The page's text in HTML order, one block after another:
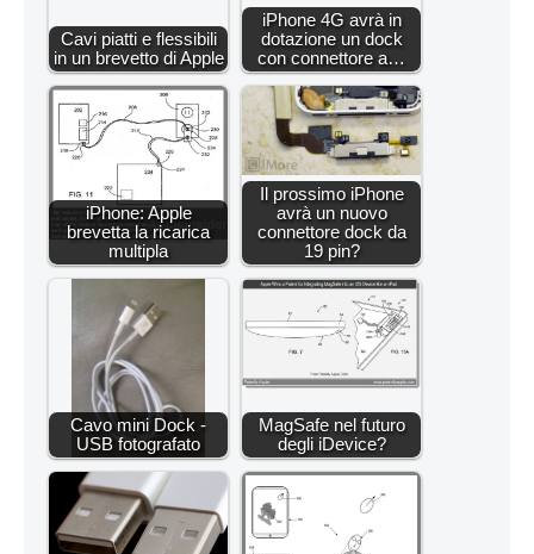
Cavi piatti e flessibili
in un brevetto di Apple
iPhone 4G avrà in
dotazione un dock
con connettore a…
iPhone: Apple
brevetta la ricarica
multipla
Il prossimo iPhone
avrà un nuovo
connettore dock da
19 pin?
Cavo mini Dock -
USB fotografato
MagSafe nel futuro
degli iDevice?